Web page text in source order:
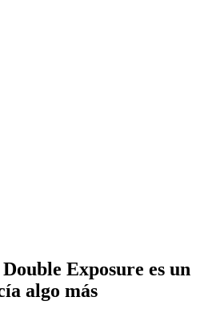
Exposure es un
algo más